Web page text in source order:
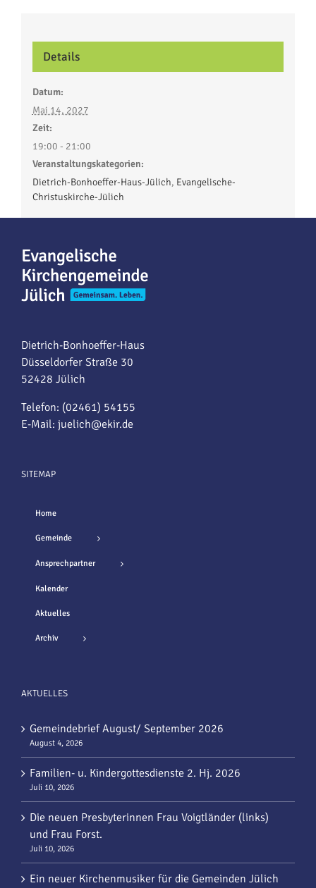
Details
Datum:
Mai 14, 2027
Zeit:
19:00 - 21:00
Veranstaltungskategorien:
Dietrich-Bonhoeffer-Haus-Jülich, Evangelische-
Christuskirche-Jülich
Dietrich-Bonhoeffer-Haus
Düsseldorfer Straße 30
52428 Jülich
Telefon: (02461) 54155
E-Mail: juelich@ekir.de
SITEMAP
Home
Gemeinde
Ansprechpartner
Kalender
Aktuelles
Archiv
AKTUELLES
Gemeindebrief August/ September 2026
August 4, 2026
Familien- u. Kindergottesdienste 2. Hj. 2026
Juli 10, 2026
Die neuen Presbyterinnen Frau Voigtländer (links)
und Frau Forst.
Juli 10, 2026
Ein neuer Kirchenmusiker für die Gemeinden Jülich